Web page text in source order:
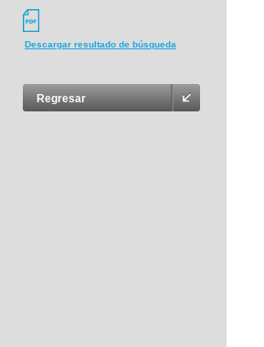
Descargar resultado de búsqueda
Regresar